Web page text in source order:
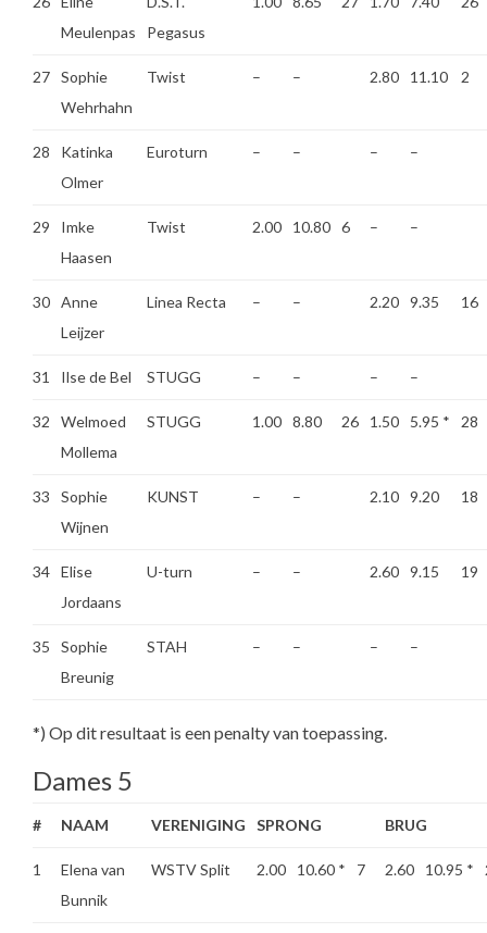
Meulenpas
Pegasus
27 Sophie
Wehrhahn
Twist – – 2.80 11.10 2
28
Katinka
Olmer
Euroturn – – – –
29
Imke
Haasen
Twist 2.00 10.80 6 – –
30 Anne
Leijzer
Linea Recta – – 2.20 9.35 16
31 Ilse de Bel STUGG – – – –
32
Welmoed
Mollema
STUGG 1.00 8.80 26 1.50 5.95 * 28
33
Sophie
Wijnen
KUNST – – 2.10 9.20 18
34 Elise
Jordaans
U-turn – – 2.60 9.15 19
35
Sophie
Breunig
STAH – – – –
*) Op dit resultaat is een penalty van toepassing.
Dames 5
# NAAM VERENIGING SPRONG BRUG
1
Elena van
Bunnik
WSTV Split 2.00 10.60 * 7 2.60 10.95 *